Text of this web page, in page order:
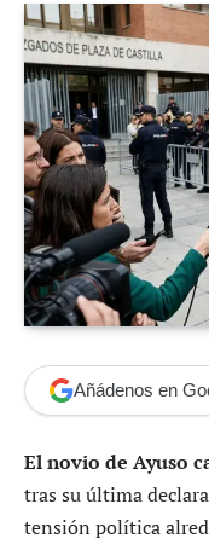
Añádenos en
El novio de Ayuso
tras su última
tensión política